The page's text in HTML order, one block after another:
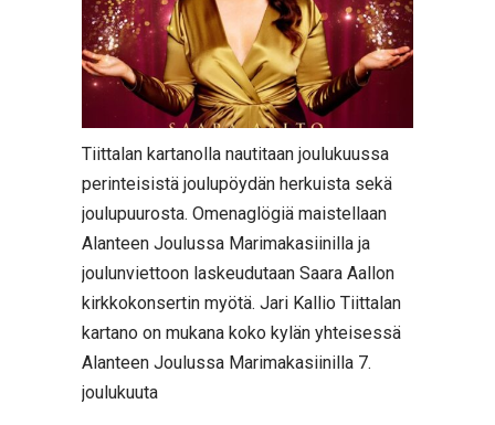
Tiittalan kartanolla nautitaan joulukuussa
perinteisistä joulupöydän herkuista sekä
joulupuurosta. Omenaglögiä maistellaan
Alanteen Joulussa Marimakasiinilla ja
joulunviettoon laskeudutaan Saara Aallon
kirkkokonsertin myötä. Jari Kallio Tiittalan
kartano on mukana koko kylän yhteisessä
Alanteen Joulussa Marimakasiinilla 7.
joulukuuta